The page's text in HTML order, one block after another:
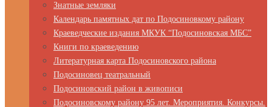
Знатные земляки
Календарь памятных дат по Подосиновкому району
Краеведческие издания МКУК “Подосиновская МБС”
Книги по краеведению
Литературная карта Подосиновского района
Подосиновец театральный
Подосиновский район в живописи
Подосиновскому району 95 лет. Мероприятия. Конкурсы.